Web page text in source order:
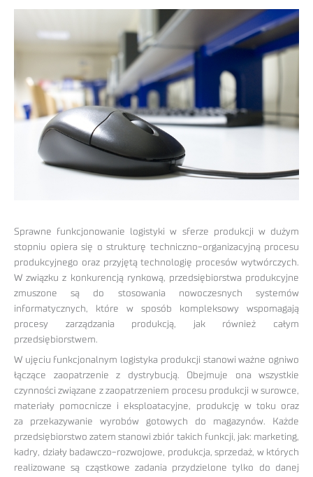
Sprawne funkcjonowanie logistyki w sferze produkcji w dużym
stopniu opiera się o strukturę techniczno-organizacyjną procesu
produkcyjnego oraz przyjętą technologię procesów wytwórczych.
W związku z konkurencją rynkową, przedsiębiorstwa produkcyjne
zmuszone są do stosowania nowoczesnych systemów
informatycznych, które w sposób kompleksowy wspomagają
procesy zarządzania produkcją, jak również całym
przedsiębiorstwem.
W ujęciu funkcjonalnym logistyka produkcji stanowi ważne ogniwo
łączące zaopatrzenie z dystrybucją. Obejmuje ona wszystkie
czynności związane z zaopatrzeniem procesu produkcji w surowce,
materiały pomocnicze i eksploatacyjne, produkcję w toku oraz
za przekazywanie wyrobów gotowych do magazynów. Każde
przedsiębiorstwo zatem stanowi zbiór takich funkcji, jak: marketing,
kadry, działy badawczo-rozwojowe, produkcja, sprzedaż, w których
realizowane są cząstkowe zadania przydzielone tylko do danej